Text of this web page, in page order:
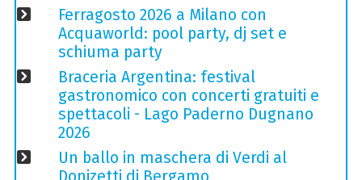
Ferragosto 2026 a Milano con
Acquaworld: pool party, dj set e
schiuma party
Braceria Argentina: festival
gastronomico con concerti gratuiti e
spettacoli - Lago Paderno Dugnano
2026
Un ballo in maschera di Verdi al